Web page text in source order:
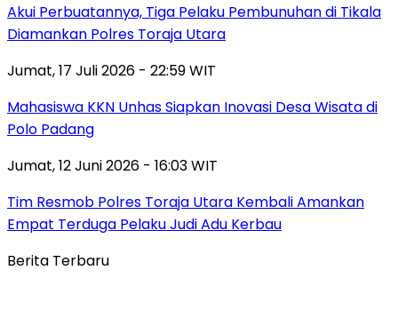
Akui Perbuatannya, Tiga Pelaku Pembunuhan di Tikala
Diamankan Polres Toraja Utara
Jumat, 17 Juli 2026 - 22:59 WIT
Mahasiswa KKN Unhas Siapkan Inovasi Desa Wisata di
Polo Padang
Jumat, 12 Juni 2026 - 16:03 WIT
Tim Resmob Polres Toraja Utara Kembali Amankan
Empat Terduga Pelaku Judi Adu Kerbau
Berita Terbaru